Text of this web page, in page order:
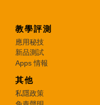
教學評測
應用秘技
新品測試
Apps 情報
其他
私隱政策